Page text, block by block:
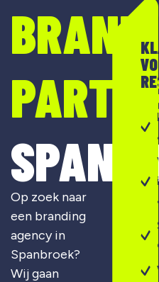
Op zoek naar
een branding
agency in
Spanbroek?
Wij gaan